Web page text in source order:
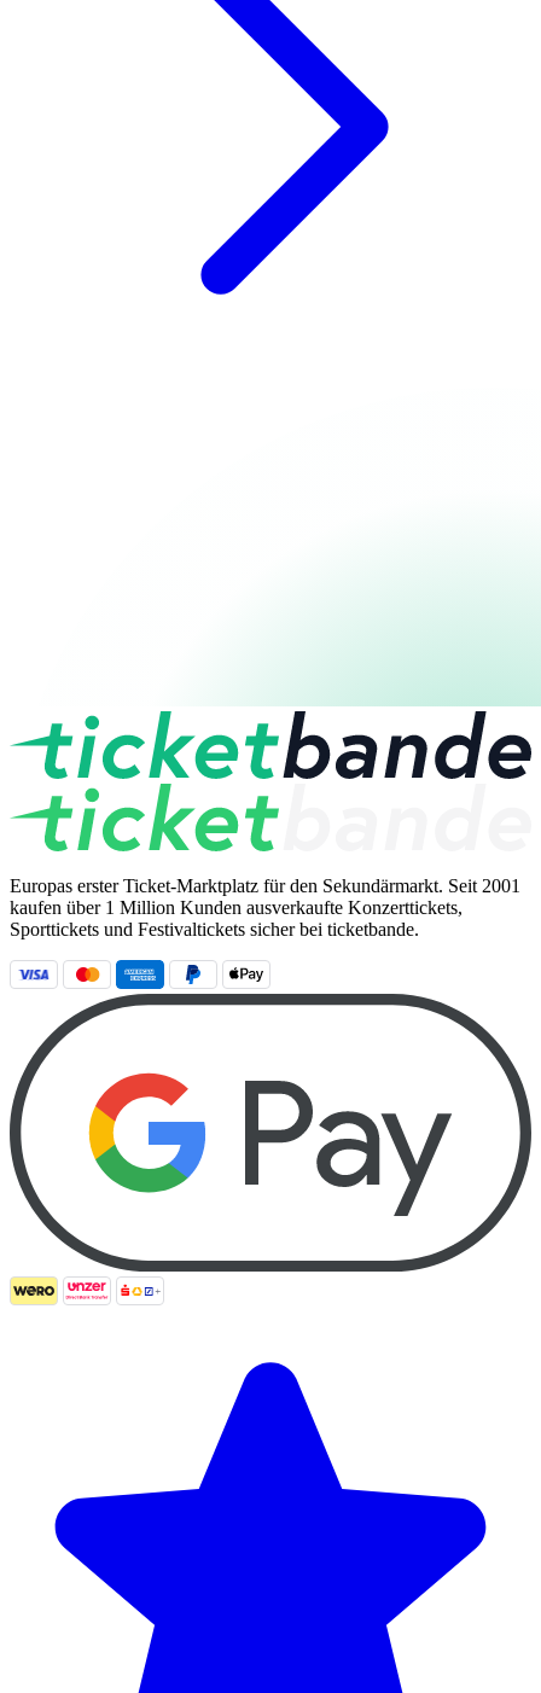
Europas erster Ticket-Marktplatz für den Sekundärmarkt. Seit 2001
kaufen über 1 Million Kunden ausverkaufte Konzerttickets,
Sporttickets und Festivaltickets sicher bei ticketbande.